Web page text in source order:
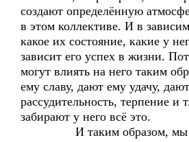
создают определённую
в этом коллективе. И в
какое их состояние, какие у
зависит его успех в жизни.
могут влиять на него таким
ему славу, дают ему удачу,
рассудительность, терпение и
забирают у него всё это.
И таким образом, мы